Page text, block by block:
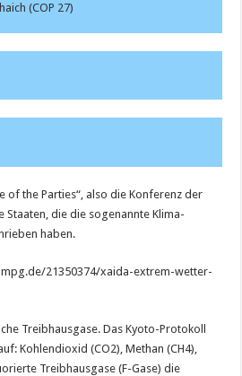
(COP 27)
of the Parties“, also die Konferenz der
Staaten, die die sogenannte Klima-
haben.
mpg.de/21350374/xaida-extrem-wetter-
Treibhausgase. Das Kyoto-Protokoll
Kohlendioxid (CO2), Methan (CH4),
Treibhausgase (F-Gase) die